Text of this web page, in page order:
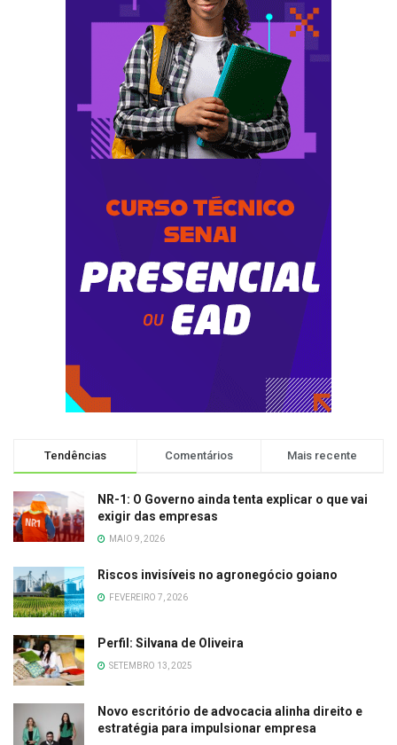
Tendências Comentários Mais recente
NR-1: O Governo ainda tenta explicar o que vai
exigir das empresas
MAIO 9, 2026
Riscos invisíveis no agronegócio goiano
FEVEREIRO 7, 2026
Perfil: Silvana de Oliveira
SETEMBRO 13, 2025
Novo escritório de advocacia alinha direito e
estratégia para impulsionar empresa